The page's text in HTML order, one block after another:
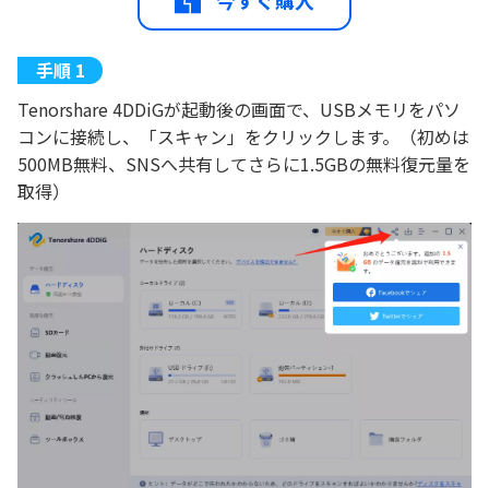
Tenorshare 4DDiGが起動後の画面で、USBメモリをパソ
コンに接続し、「スキャン」をクリックします。（初めは
500MB無料、SNSへ共有してさらに1.5GBの無料復元量を
取得）